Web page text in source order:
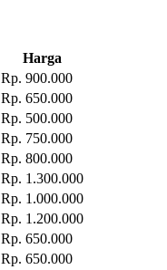
Harga
Rp. 900.000
Rp. 650.000
Rp. 500.000
Rp. 750.000
Rp. 800.000
Rp. 1.300.000
Rp. 1.000.000
Rp. 1.200.000
Rp. 650.000
Rp. 650.000